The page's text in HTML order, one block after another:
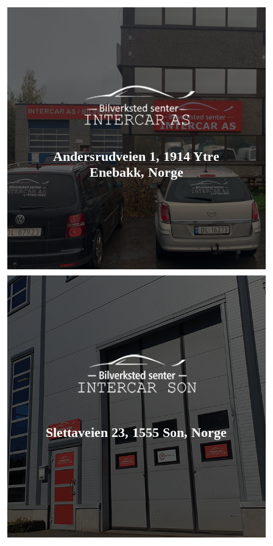
Andersrudveien 1, 1914 Ytre
Enebakk, Norge
Slettaveien 23, 1555 Son, Norge